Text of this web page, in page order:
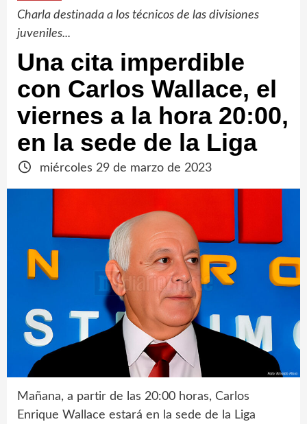
Charla destinada a los técnicos de las divisiones
juveniles...
Una cita imperdible
con Carlos Wallace, el
viernes a la hora 20:00,
en la sede de la Liga
miércoles 29 de marzo de 2023
Mañana, a partir de las 20:00 horas, Carlos
Enrique Wallace estará en la sede de la Liga